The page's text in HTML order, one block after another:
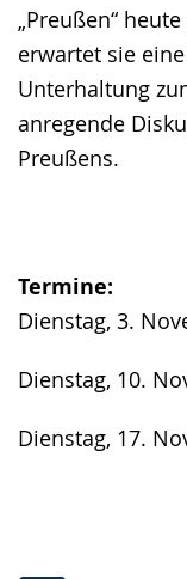
„Preußen“
erwartet sie
Unterhaltung
anregende
Preußens.
Termine:
Dienstag, 3.
Dienstag, 10.
Dienstag, 17.